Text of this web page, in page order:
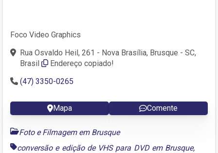
Foco Video Graphics
Rua Osvaldo Heil, 261 - Nova Brasília, Brusque - SC,
Brasil
Endereço copiado!
(47) 3350-0265
Mapa Comente
Foto e Filmagem em Brusque
conversão e edição de VHS para DVD em Brusque,